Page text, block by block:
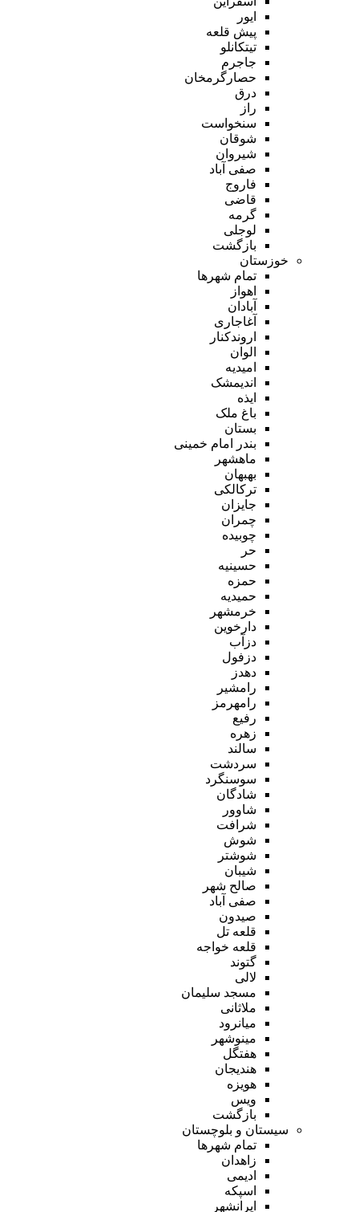
ایور
پیش قلعه
تیتکانلو
جاجرم
حصارگرمخان
درق
راز
سنخواست
شوقان
شیروان
صفی آباد
فاروج
قاضی
گرمه
لوجلی
بازگشت
خوزستان
تمام شهر‌ها
اهواز
آبادان
آغاجاری
اروندکنار
الوان
امیدیه
اندیمشک
ایذه
باغ ملک
بستان
بندر امام خمینی
ماهشهر
بهبهان
ترکالکی
جایزان
چمران
چوبیده
حر
حسینیه
حمزه
حمیدیه
خرمشهر
دارخوین
دزآب
دزفول
دهدز
رامشیر
رامهرمز
رفیع
زهره
سالند
سردشت
سوسنگرد
شادگان
شاوور
شرافت
شوش
شوشتر
شیبان
صالح شهر
صفی آباد
صیدون
قلعه تل
قلعه خواجه
گتوند
لالی
مسجد سلیمان
ملاثانی
میانرود
مینوشهر
هفتگل
هندیجان
هویزه
ویس
بازگشت
سیستان و بلوچستان
تمام شهر‌ها
زاهدان
ادیمی
اسپکه
ایرانشهر